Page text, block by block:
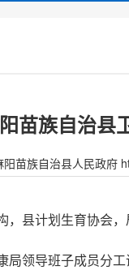
苗族自治县
阳苗族自治县人民政府
，县计划生育协会
局领导班子成员分